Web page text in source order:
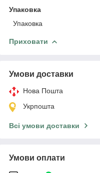
Упаковка
Упаковка
Приховати
Умови доставки
Нова Пошта
Укрпошта
Всі умови доставки
Умови оплати